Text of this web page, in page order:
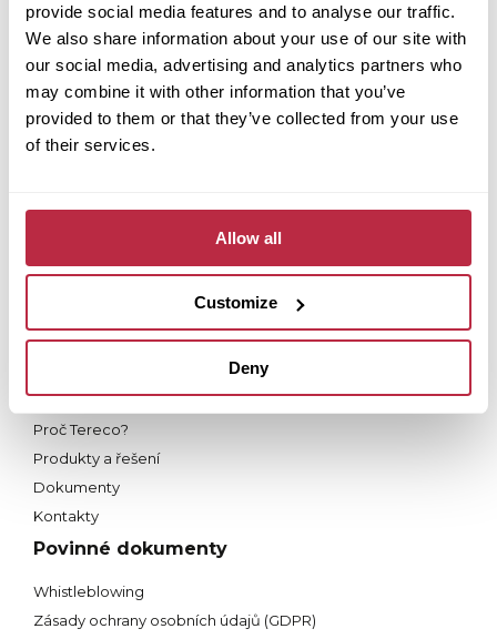
provide social media features and to analyse our traffic.
We also share information about your use of our site with
our social media, advertising and analytics partners who
may combine it with other information that you’ve
provided to them or that they’ve collected from your use
of their services.
Allow all
Customize
Deny
Proč Fortelock?
Produkty a řešení
Služby
Nástroje
Dokumenty
Produkty
Dokumenty
Proč Tereco?
Produkty a řešení
Dokumenty
Kontakty
Povinné dokumenty
Whistleblowing
Zásady ochrany osobních údajů (GDPR)